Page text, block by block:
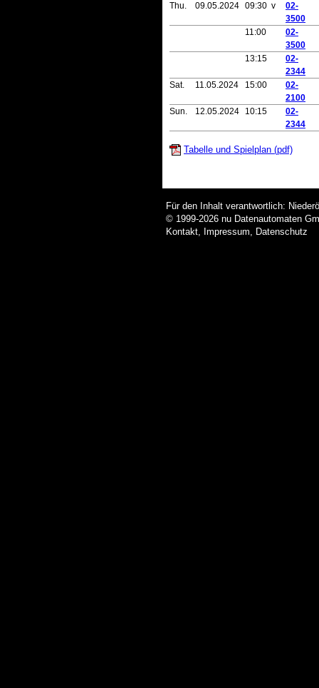
Thu.
09.05.2024 09:30 v
02-
3500
11:00
02-
3500
13:15
02-
2344
Sat.
11.05.2024 15:00
02-
2100
Sun.
12.05.2024 10:15
02-
2344
Tabelle und Spielplan (pdf)
Für den Inhalt verantwortlich:
© 1999-2026 nu Datenautomaten
Kontakt, Impressum, Datenschutz